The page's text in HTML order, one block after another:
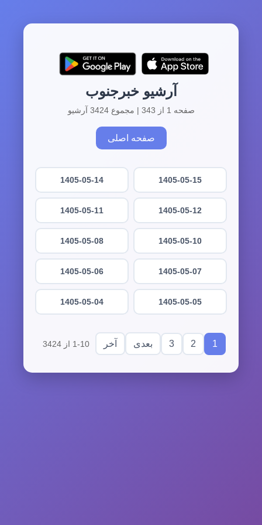
آرشیو خبرجنوب
صفحه 1 از 343 | مجموع 3424 آرشیو
صفحه اصلی
1405-05-15
1405-05-14
1405-05-12
1405-05-11
1405-05-10
1405-05-08
1405-05-07
1405-05-06
1405-05-05
1405-05-04
1
2
3 بعدی آخر 1-10 از 3424